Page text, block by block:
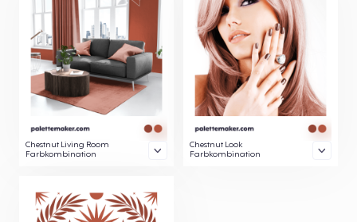
Chestnut Living Room
Farbkombination
Chestnut Look
Farbkombination